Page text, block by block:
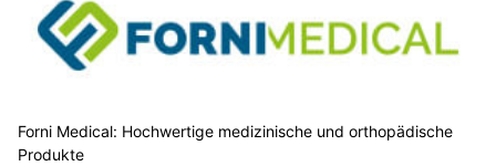
Forni Medical: Hochwertige medizinische und orthopädische
Produkte